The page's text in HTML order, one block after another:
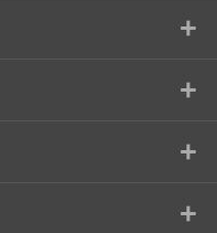
+
+
+
+